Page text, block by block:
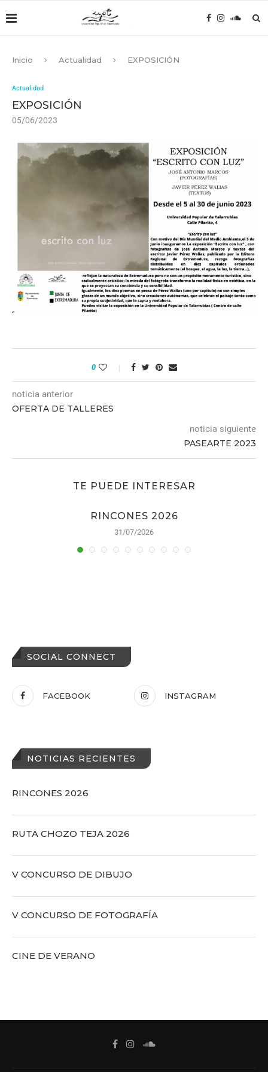
Inicio Actualidad EXPOSICIÓN
Actualidad
EXPOSICIÓN
05/06/2023
0
noticia anterior
OFERTA DE TALLERES
noticia siguiente
PASEARTE 2023
TE PUEDE INTERESAR
RINCONES 2026
31/07/2026
SOCIAL CONNECT
FACEBOOK INSTAGRAM
NOTICIAS RECIENTES
RINCONES 2026
RUTA CHOZO TEJA 2026
V CONCURSO DE DIBUJO
V CONCURSO DE FOTOGRAFÍA
CINE DE VERANO